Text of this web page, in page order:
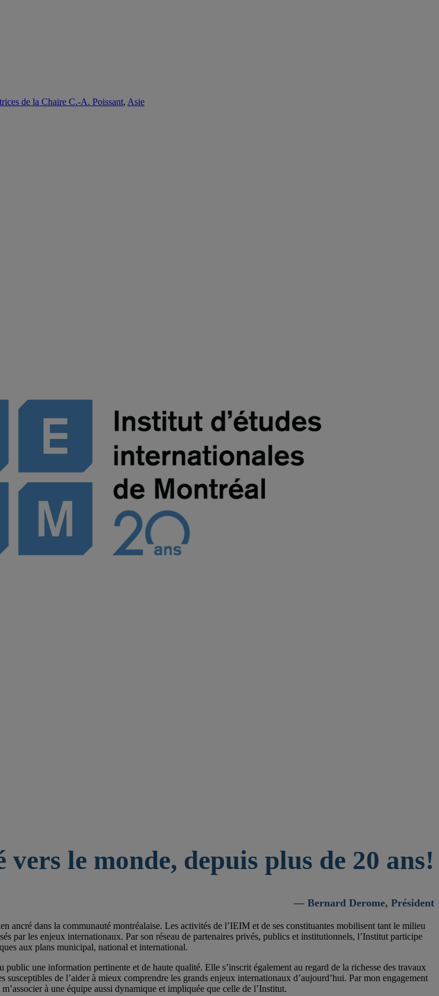
de la Chaire C.-A. Poissant, Asie
le monde, depuis plus de 20 ans!
— Bernard Derome, Président
ancré dans la communauté montréalaise. Les activités de l’IEIM et de ses constituantes mobilisent tant le milieu
par les enjeux internationaux. Par son réseau de partenaires privés, publics et institutionnels, l’Institut participe
aux plans municipal, national et international.
une information pertinente et de haute qualité. Elle s’inscrit également au regard de la richesse des travaux
de l’aider à mieux comprendre les grands enjeux internationaux d’aujourd’hui. Par mon engagement
à une équipe aussi dynamique et impliquée que celle de l’Institut.